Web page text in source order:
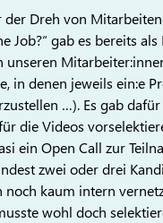
der Dreh von
Job?“ gab es bereits
in denen jeweils ein:e
…). Es gab
die Videos
ein Open Call zur
zwei oder drei
kaum intern
wohl doch